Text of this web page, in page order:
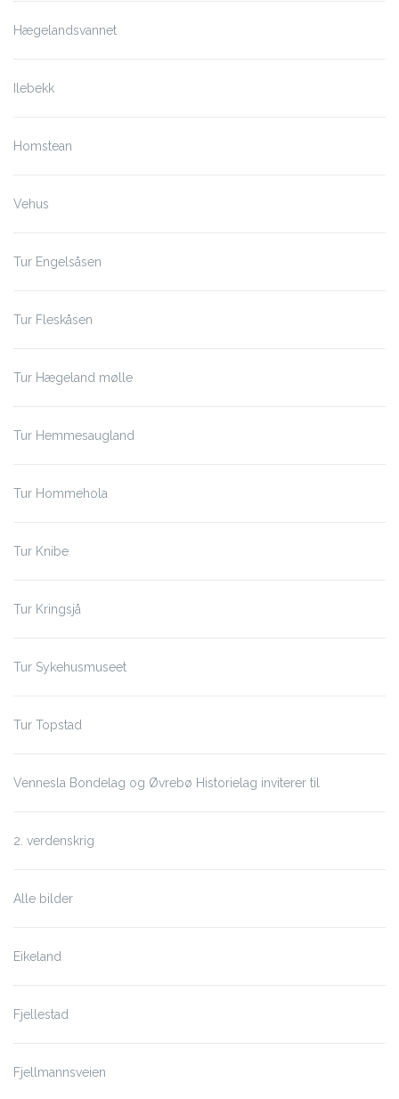
Hægelandsvannet
Ilebekk
Homstean
Vehus
Tur Engelsåsen
Tur Fleskåsen
Tur Hægeland mølle
Tur Hemmesaugland
Tur Hommehola
Tur Knibe
Tur Kringsjå
Tur Sykehusmuseet
Tur Topstad
Vennesla Bondelag og Øvrebø Historielag inviterer til
2. verdenskrig
Alle bilder
Eikeland
Fjellestad
Fjellmannsveien